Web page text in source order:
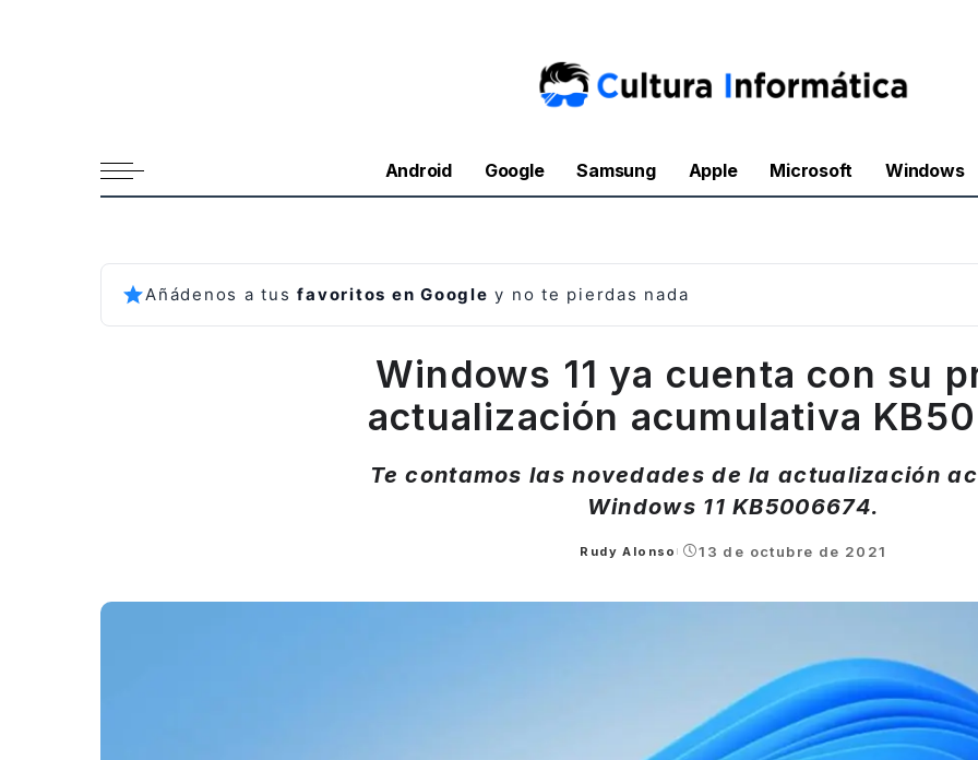
Android Google Samsung Apple Microsoft Windows
Añádenos a tusfavoritos en Google y no te pierdas nada
Windows 11 ya cuenta con su
actualización acumulativa
Te contamos las novedades de la actualización
Windows 11 KB5006674.
Posted
Rudy Alonso 13 de octubre de 2021